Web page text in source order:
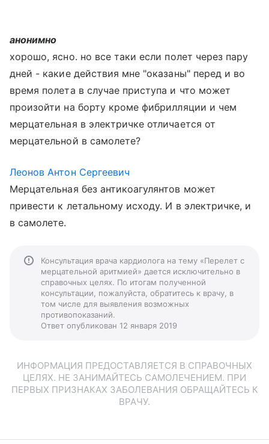
анонимно
хорошо, ясно. но все таки если полет через пару
дней - какие действия мне "оказаны" перед и во
время полета в случае приступа и что может
произойти на борту кроме фибрилляции и чем
мерцательная в электричке отличается от
мерцательной в самолете?
Леонов Антон Сергеевич
Мерцательная без антикоагулянтов может
привести к летальному исходу. И в электричке, и
в самолете.
Консультация врача кардиолога на тему «Перелет с
мерцательной аритмией» дается исключительно в
справочных целях. По итогам полученной
консультации, пожалуйста, обратитесь к врачу, в
том числе для выявления возможных
противопоказаний.
Ответ опубликован 12 января 2019
ИНФОРМАЦИЯ ПРЕДОСТАВЛЯЕТСЯ В СПРАВОЧНЫХ
ЦЕЛЯХ. НЕ ЗАНИМАЙТЕСЬ САМОЛЕЧЕНИЕМ. ПРИ
ПЕРВЫХ ПРИЗНАКАХ ЗАБОЛЕВАНИЯ ОБРАЩАЙТЕСЬ К
ВРАЧУ.